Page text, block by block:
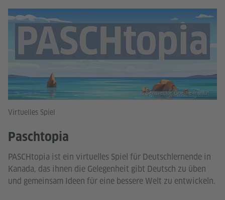
Virtuelles Spiel
Paschtopia
PASCHtopia ist ein virtuelles Spiel für Deutschlernende in
Kanada, das ihnen die Gelegenheit gibt Deutsch zu üben
und gemeinsam Ideen für eine bessere Welt zu entwickeln.
© Sensvector, Goethe-Institut